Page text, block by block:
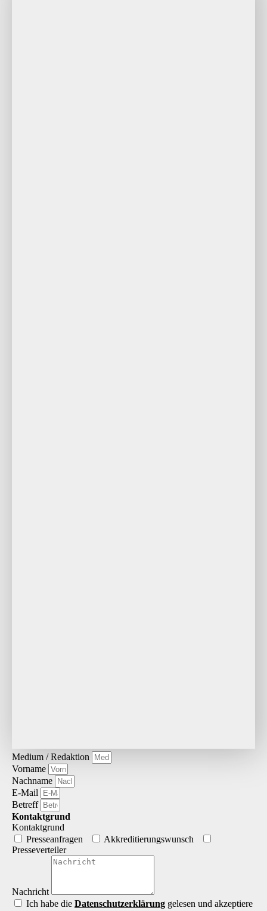
Medium / Redaktion
Vorname
Nachname
E-Mail
Betreff
Kontaktgrund
Kontaktgrund
Presseanfragen
Akkreditierungs­wunsch
Presseverteiler
Nachricht
Ich habe die Datenschutz­erklärung gelesen und akzeptiere